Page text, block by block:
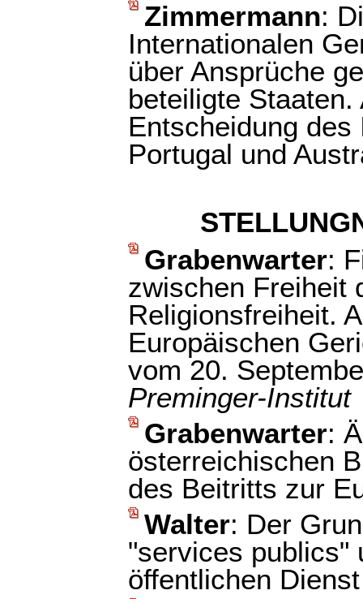
Zimmermann:
Internationalen
über Ansprüche
beteiligte
Entscheidung
Portugal und
Grabenwarter:
zwischen Freiheit
Religionsfreiheit.
Europäischen
vom 20.
Preminger-Institut
Grabenwarter:
österreichischen
des Beitritts zur
Walter: Der
"services publics"
öffentlichen